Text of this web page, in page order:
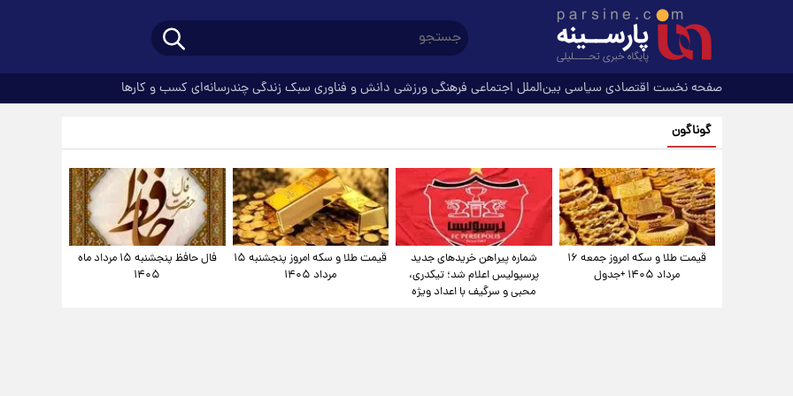
صفحه نخست اقتصادی سیاسی بین‌الملل اجتماعی فرهنگیورزشی دانش و فناوری سبک زندگیچندرسانه‌ای کسب و کارها
گوناگون
قیمت طلا و سکه امروز جمعه ۱۶
مرداد ۱۴۰۵ +جدول
شماره پیراهن خریدهای جدید
پرسپولیس اعلام شد؛ تیکدری،
محبی و سرگیف با اعداد ویژه
قیمت طلا و سکه امروز پنجشنبه ۱۵
مرداد ۱۴۰۵
فال حافظ پنجشنبه ۱۵ مرداد ماه
۱۴۰۵